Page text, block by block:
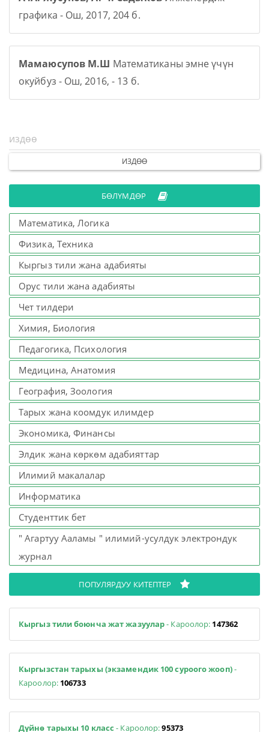
графика - Ош, 2017, 204 б.
Мамаюсупов М.Ш Математиканы эмне үчүн
окуйбуз - Ош, 2016, - 13 б.
ИЗДӨӨ
БӨЛҮМДӨР
Математика, Логика
Физика, Техника
Кыргыз тили жана адабияты
Орус тили жана адабияты
Чет тилдери
Химия, Биология
Педагогика, Психология
Медицина, Анатомия
География, Зоология
Тарых жана коомдук илимдер
Экономика, Финансы
Элдик жана көркөм адабияттар
Илимий макалалар
Информатика
Студенттик бет
" Агартуу Ааламы " илимий-усулдук электрондук
журнал
ПОПУЛЯРДУУ КИТЕПТЕР
Кыргыз тили боюнча жат жазуулар- Кароолор: 147362
Кыргызстан тарыхы (экзамендик 100 суроого жооп)-
Кароолор: 106733
Дүйнө тарыхы 10 класс- Кароолор:95373